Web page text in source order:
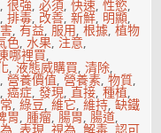
,很強,必須,快速,性慾,
,排毒, 改善,新鮮, 明顯,
,有益,服用,根據,植物
色,水果, 注意,
哪裡買,
,液態威購買,清除,
,營養價值,營養素,物質,
,癌症,發現,直接,種植,
,綠豆,維它,維持,缺鐵
胃,腫瘤,腸胃,腸道,